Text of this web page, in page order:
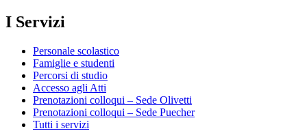
I Servizi
Personale scolastico
Famiglie e studenti
Percorsi di studio
Accesso agli Atti
Prenotazioni colloqui – Sede Olivetti
Prenotazioni colloqui – Sede Puecher
Tutti i servizi